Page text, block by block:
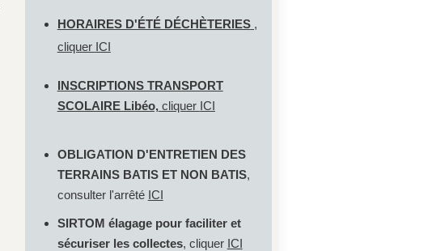
HORAIRES D'ÉTÉ DÉCHÈTERIES,
cliquer ICI
INSCRIPTIONS TRANSPORT
SCOLAIRE Libéo,cliquer ICI
OBLIGATION D'ENTRETIEN DES
TERRAINS BATIS ET NON BATIS,
consulter l'arrêté ICI
SIRTOM élagage pour faciliter et
sécuriser les collectes, cliquer ICI